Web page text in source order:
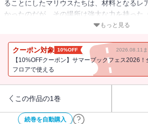
ることにしたマリウスたちは、材料となるレ
かったのだが、その場所は強大な力を持った
もっと見る
クーポン対象 10%OFF 2026.08.11
【10%OFFクーポン】サマーブックフェス2026！
フロアで使える
この作品の1巻
続巻を自動購入